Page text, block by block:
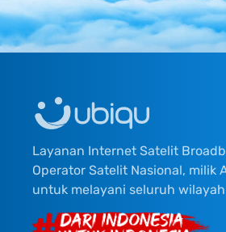
Layanan Internet Satelit
Operator Satelit Nasional, milik
untuk melayani seluruh